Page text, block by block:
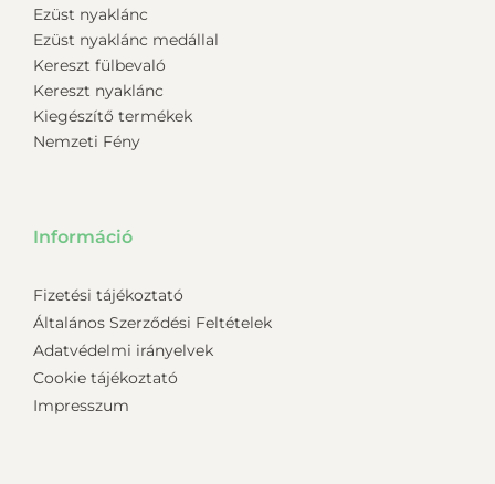
Ezüst nyaklánc
Ezüst nyaklánc medállal
Kereszt fülbevaló
Kereszt nyaklánc
Kiegészítő termékek
Nemzeti Fény
Információ
Fizetési tájékoztató
Általános Szerződési Feltételek
Adatvédelmi irányelvek
Cookie tájékoztató
Impresszum